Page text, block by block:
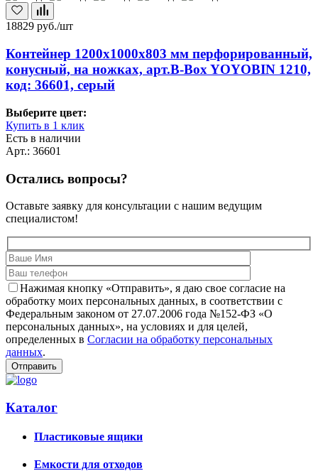
18829 руб./шт
Контейнер 1200х1000х803 мм перфорированный,
конусный, на ножках, арт.B-Box YOYOBIN 1210,
код: 36601, серый
Выберите цвет:
Купить в 1 клик
Есть в наличии
Арт.: 36601
Остались вопросы?
Оставьте заявку для консультации с нашим ведущим
специалистом!
Нажимая кнопку «Отправить», я даю свое согласие на
обработку моих персональных данных, в соответствии с
Федеральным законом от 27.07.2006 года №152-ФЗ «О
персональных данных», на условиях и для целей,
определенных в Согласии на обработку персональных
данных.
Каталог
Пластиковые ящики
Емкости для отходов